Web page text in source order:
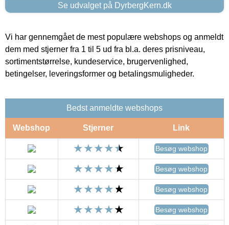
Se udvalget på DyrbergKern.dk
Vi har gennemgået de mest populære webshops og anmeldt
dem med stjerner fra 1 til 5 ud fra bl.a. deres prisniveau,
sortimentstørrelse, kundeservice, brugervenlighed,
betingelser, leveringsformer og betalingsmuligheder.
Bedst anmeldte webshops
Webshop Stjerner Link
Besøg webshop
Besøg webshop
Besøg webshop
Besøg webshop